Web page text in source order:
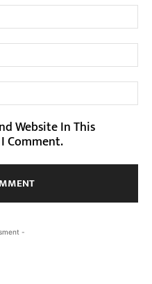
Website In This
Comment.
-